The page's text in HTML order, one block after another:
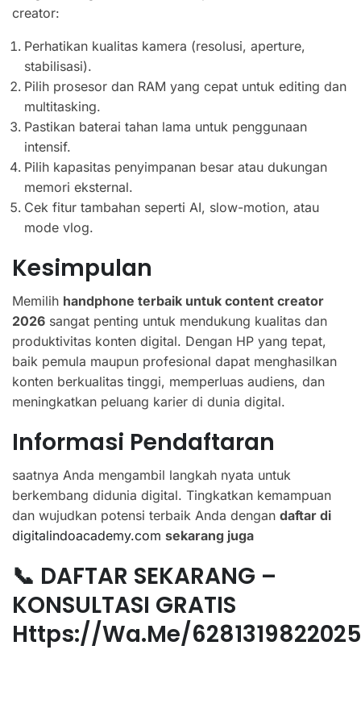
creator:
Perhatikan kualitas kamera (resolusi, aperture,
stabilisasi).
Pilih prosesor dan RAM yang cepat untuk editing dan
multitasking.
Pastikan baterai tahan lama untuk penggunaan
intensif.
Pilih kapasitas penyimpanan besar atau dukungan
memori eksternal.
Cek fitur tambahan seperti AI, slow-motion, atau
mode vlog.
Kesimpulan
Memilih handphone terbaik untuk content creator
2026 sangat penting untuk mendukung kualitas dan
produktivitas konten digital. Dengan HP yang tepat,
baik pemula maupun profesional dapat menghasilkan
konten berkualitas tinggi, memperluas audiens, dan
meningkatkan peluang karier di dunia digital.
Informasi Pendaftaran
saatnya Anda mengambil langkah nyata untuk
berkembang didunia digital. Tingkatkan kemampuan
dan wujudkan potensi terbaik Anda dengan daftar di
digitalindoacademy.com sekarang juga
📞 DAFTAR SEKARANG –
KONSULTASI GRATIS
Https://wa.me/6281319822025